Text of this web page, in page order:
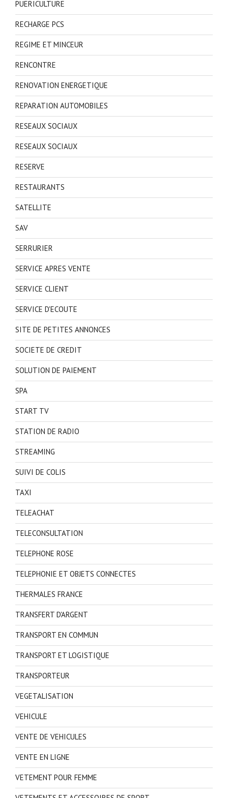
PUERICULTURE
RECHARGE PCS
REGIME ET MINCEUR
RENCONTRE
RENOVATION ENERGETIQUE
REPARATION AUTOMOBILES
RESEAUX SOCIAUX
RESEAUX SOCIAUX
RESERVE
RESTAURANTS
SATELLITE
SAV
SERRURIER
SERVICE APRES VENTE
SERVICE CLIENT
SERVICE D'ECOUTE
SITE DE PETITES ANNONCES
SOCIETE DE CREDIT
SOLUTION DE PAIEMENT
SPA
START TV
STATION DE RADIO
STREAMING
SUIVI DE COLIS
TAXI
TELEACHAT
TELECONSULTATION
TELEPHONE ROSE
TELEPHONIE ET OBJETS CONNECTES
THERMALES FRANCE
TRANSFERT D'ARGENT
TRANSPORT EN COMMUN
TRANSPORT ET LOGISTIQUE
TRANSPORTEUR
VEGETALISATION
VEHICULE
VENTE DE VEHICULES
VENTE EN LIGNE
VETEMENT POUR FEMME